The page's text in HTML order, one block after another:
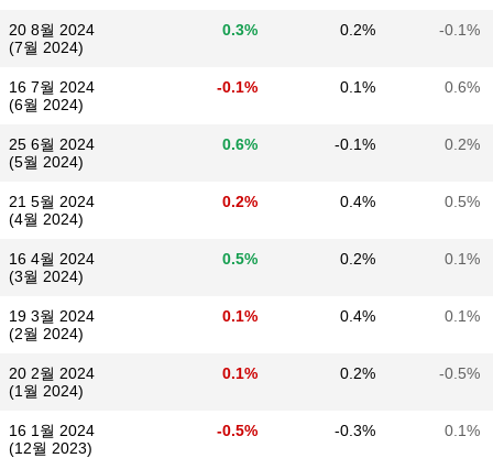
20 8월 2024
(7월 2024)
0.3% 0.2% -0.1%
16 7월 2024
(6월 2024)
-0.1% 0.1% 0.6%
25 6월 2024
(5월 2024)
0.6% -0.1% 0.2%
21 5월 2024
(4월 2024)
0.2% 0.4% 0.5%
16 4월 2024
(3월 2024)
0.5% 0.2% 0.1%
19 3월 2024
(2월 2024)
0.1% 0.4% 0.1%
20 2월 2024
(1월 2024)
0.1% 0.2% -0.5%
16 1월 2024
(12월 2023)
-0.5% -0.3% 0.1%